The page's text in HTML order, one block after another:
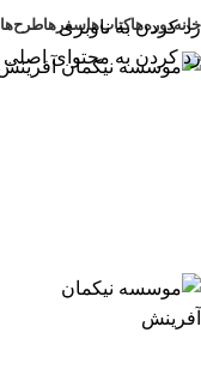
رد کردن به ناوبری
رد کردن به محتوای اصلی
خانهدوره‌هاکتاب‌هاسفرهاطرح‌ها